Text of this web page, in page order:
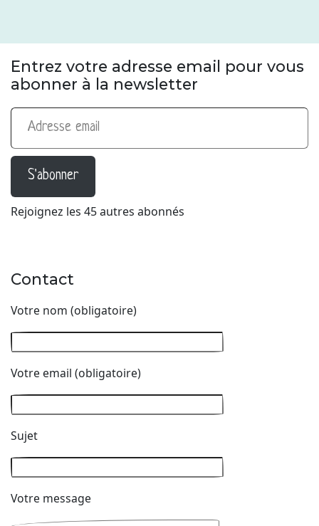
Entrez votre adresse email pour vous
abonner à la newsletter
Adresse email
S'abonner
Rejoignez les 45 autres abonnés
Contact
Votre nom (obligatoire)
Votre email (obligatoire)
Sujet
Votre message